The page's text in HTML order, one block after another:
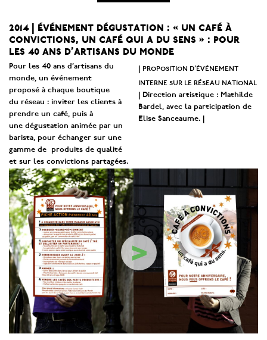
2014 | événement dégustation : « un café à
convictions, un café qui a du sens » : pour
les 40 ans d’artisans du monde
Pour les 40 ans d’artisans du
monde, un événement
proposé à chaque boutique
du réseau : inviter les clients à
prendre un café, puis à
une dégustation animée par un
barista, pour échanger sur une
gamme de produits de qualité
et sur les convictions partagées.
proposition d’événement
interne sur le réseau national
| Direction artistique : Mathilde
Bardel, avec la participation de
Elise Sanceaume. |
>